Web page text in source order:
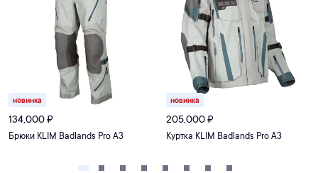
новинка
134,000₽
Брюки KLIM Badlands Pro A3
новинка
205,000₽
Куртка KLIM Badlands Pro A3